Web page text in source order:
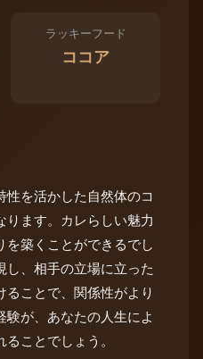
ラッキーフード
ココア
を活かした自然体のコ
ります。カレらしい魅力
を築くことができるでし
し、相手の立場に立った
ることで、関係性がより
験が、あなたの人生によ
ことでしょう。